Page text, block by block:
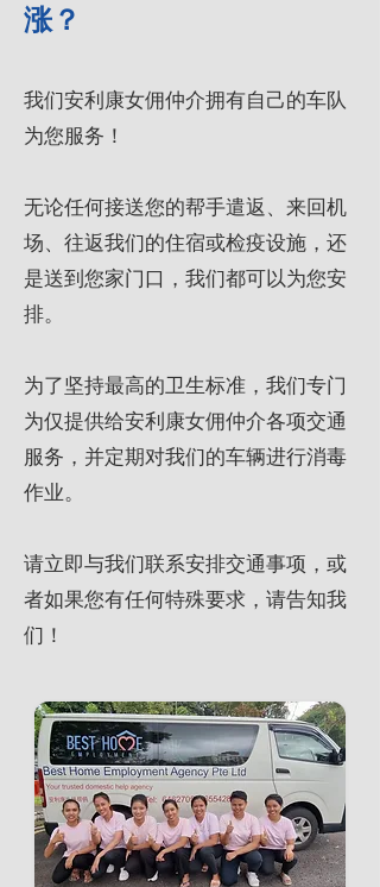
涨？
我们安利康女佣仲介拥有自己的车队
为您服务！
无论任何接送您的帮手遣返、来回机
场、往返我们的住宿或检疫设施，还
是送到您家门口，我们都可以为您安
排。
为了坚持最高的卫生标准，我们专门
为仅提供给安利康女佣仲介各项交通
服务，并定期对我们的车辆进行消毒
作业。
请立即与我们联系安排交通事项，或
者如果您有任何特殊要求，请告知我
们！